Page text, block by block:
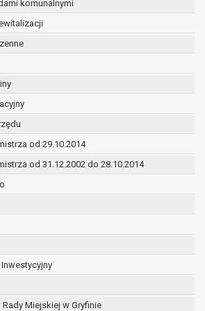
komunalnymi
od 29.10.2014
od 31.12.2002 do 28.10.2014
Miejskiej w Gryfinie
a także obowiązków i
przez instytucje
wobec Gminy;
i realizacji umów;
żywotnych interesów osoby, której
lub innej osoby fizycznej;
zadania realizowanego w
publicznym lub w ramach
władzy publicznej
administratorowi;
przypadkach dane osobowe
są wyłącznie na podstawie
udzielonej zgody w zakresie i celu
w treści zgody.
danych w celu
pkt. 3, dane osobowe mogą być
innym upoważnionym odbiorcom lub
danych osobowych.
być:
które przetwarzają dane